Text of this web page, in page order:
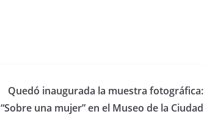
Quedó inaugurada la muestra fotográfica:
“Sobre una mujer” en el Museo de la Ciudad